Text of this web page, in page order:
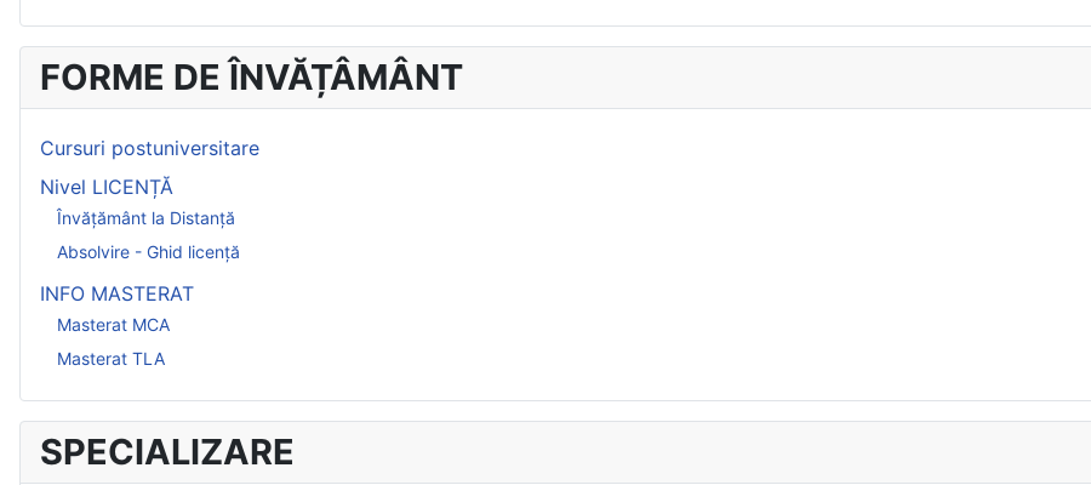
FORME DE ÎNVĂȚÂMÂNT
Cursuri postuniversitare
Nivel LICENȚĂ
Învățământ la Distanță
Absolvire - Ghid licență
INFO MASTERAT
Masterat MCA
Masterat TLA
SPECIALIZARE